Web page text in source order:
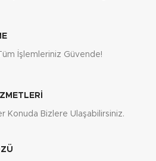
İşlemleriniz Güvende!
Konuda Bizlere Ulaşabilirsiniz.